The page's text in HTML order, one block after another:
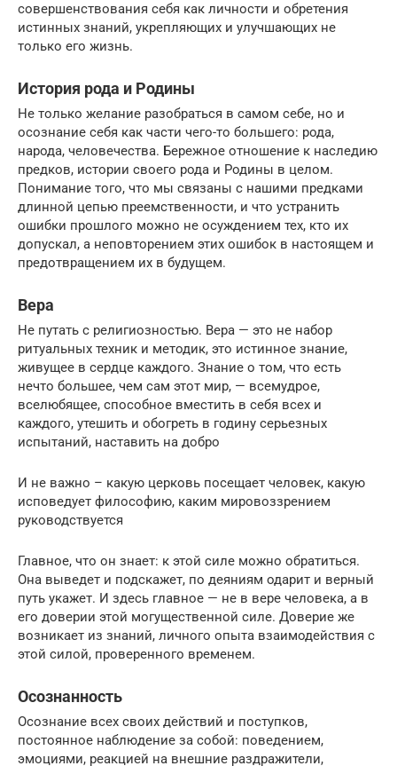
совершенствования себя как личности и обретения
истинных знаний, укрепляющих и улучшающих не
только его жизнь.
История рода и Родины
Не только желание разобраться в самом себе, но и
осознание себя как части чего-то большего: рода,
народа, человечества. Бережное отношение к наследию
предков, истории своего рода и Родины в целом.
Понимание того, что мы связаны с нашими предками
длинной цепью преемственности, и что устранить
ошибки прошлого можно не осуждением тех, кто их
допускал, а неповторением этих ошибок в настоящем и
предотвращением их в будущем.
Вера
Не путать с религиозностью. Вера — это не набор
ритуальных техник и методик, это истинное знание,
живущее в сердце каждого. Знание о том, что есть
нечто большее, чем сам этот мир, — всемудрое,
вселюбящее, способное вместить в себя всех и
каждого, утешить и обогреть в годину серьезных
испытаний, наставить на добро
И не важно – какую церковь посещает человек, какую
исповедует философию, каким мировоззрением
руководствуется
Главное, что он знает: к этой силе можно обратиться.
Она выведет и подскажет, по деяниям одарит и верный
путь укажет. И здесь главное — не в вере человека, а в
его доверии этой могущественной силе. Доверие же
возникает из знаний, личного опыта взаимодействия с
этой силой, проверенного временем.
Осознанность
Осознание всех своих действий и поступков,
постоянное наблюдение за собой: поведением,
эмоциями, реакцией на внешние раздражители,